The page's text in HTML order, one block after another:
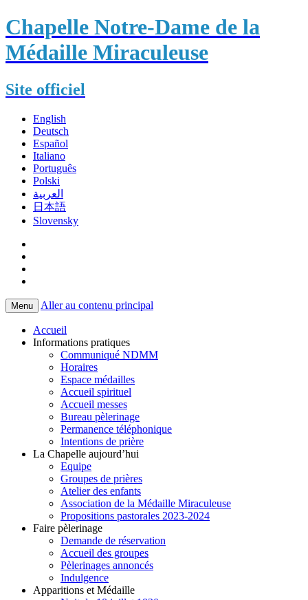
Chapelle Notre-Dame de la
Médaille Miraculeuse
Site officiel
English
Deutsch
Español
Italiano
Português
Polski
العربية
日本語
Slovensky
Menu Aller au contenu principal
Accueil
Informations pratiques
Communiqué NDMM
Horaires
Espace médailles
Accueil spirituel
Accueil messes
Bureau pèlerinage
Permanence téléphonique
Intentions de prière
La Chapelle aujourd’hui
Equipe
Groupes de prières
Atelier des enfants
Association de la Médaille Miraculeuse
Propositions pastorales 2023-2024
Faire pèlerinage
Demande de réservation
Accueil des groupes
Pèlerinages annoncés
Indulgence
Apparitions et Médaille